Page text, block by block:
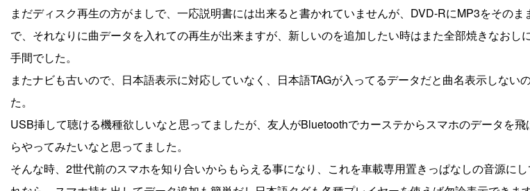
まだディスク再生の方がましで、一応説明書には出来ると書かれていませんが、DVD-RにMP3をその
で、それなりに曲データを入れての再生が出来ますが、新しいのを追加したい時はまた全部焼きなおし
手間でした。
またナビも古いので、日本語表示に対応していなく、日本語TAGが入ってるデータだと曲名表示しない
た。
USB挿して聴ける機種欲しいなと思ってましたが、友人がBluetoothでカーステからスマホのデータを
らやってみたいなと思ってました。
そんな時、2世代前のスマホを知り合いからもらえる事になり、これを車載専用置きっぱなしの音源に